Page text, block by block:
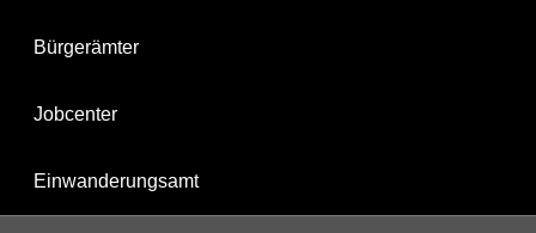
Bürgerämter
Jobcenter
Einwanderungsamt